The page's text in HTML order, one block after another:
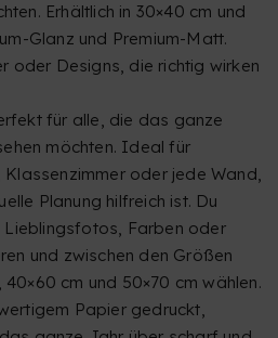
Erhältlich in 30×40 cm und
Glanz und Premium-Matt.
oder Designs, die richtig wirken
für alle, die das ganze
möchten. Ideal für
Klassenzimmer oder jede Wand,
Planung hilfreich ist. Du
Lieblingsfotos, Farben oder
und zwischen den Größen
cm und 50×70 cm wählen.
Papier gedruckt,